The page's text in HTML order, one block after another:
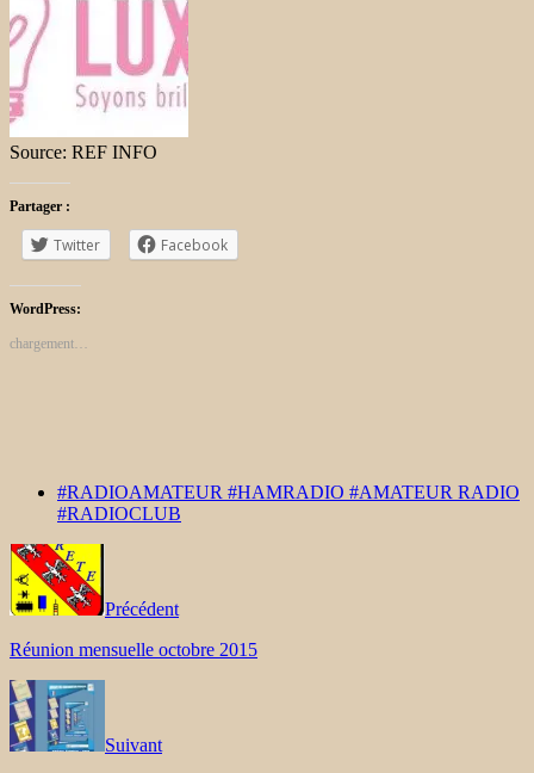
Source: REF INFO
Partager :
Twitter Facebook
WordPress:
chargement…
#RADIOAMATEUR #HAMRADIO #AMATEUR RADIO
#RADIOCLUB
Précédent
Réunion mensuelle octobre 2015
Suivant